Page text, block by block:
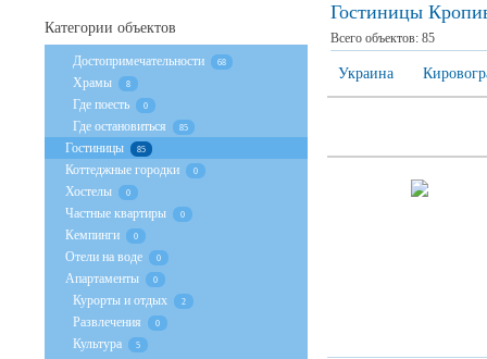
Гостиницы
Всего объектов: 85
Украина
Категории объектов
Достопримечательности 68
Храмы 8
Где поесть 0
Где остановиться 85
Гостиницы 85
Коттеджные городки 0
Хостелы 0
Частные квартиры 0
Кемпинги 0
Отели на воде 0
Апартаменты 0
Курорты и отдых 2
Развлечения 0
Культура 5